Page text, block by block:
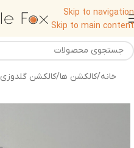
Skip to navigation
Skip to main content
خانه/کالکشن ها/کالکشن گلدوزی